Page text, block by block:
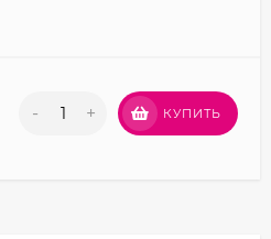
- + КУПИТЬ